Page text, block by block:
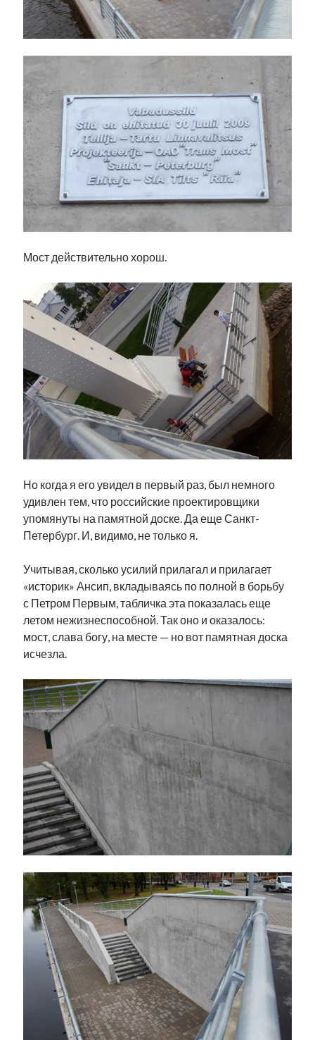
Мост действительно хорош.
Но когда я его увидел в первый раз, был немного
удивлен тем, что российские проектировщики
упомянуты на памятной доске. Да еще Санкт-
Петербург. И, видимо, не только я.
Учитывая, сколько усилий прилагал и прилагает
«историк» Ансип, вкладываясь по полной в борьбу
с Петром Первым, табличка эта показалась еще
летом нежизнеспособной. Так оно и оказалось:
мост, слава богу, на месте — но вот памятная доска
исчезла.